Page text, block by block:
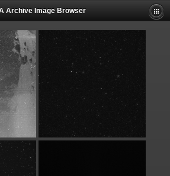
Archive Image Browser